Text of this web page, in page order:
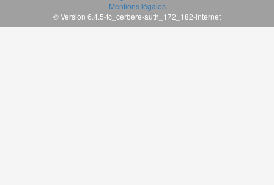
Mentions légales
© Version 6.4.5-tc_cerbere-auth_172_182-internet